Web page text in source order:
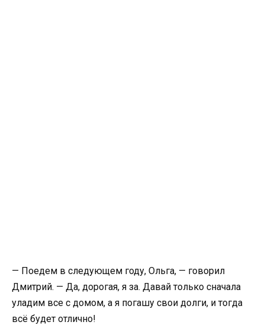
— Поедем в следующем году, Ольга, — говорил
Дмитрий. — Да, дорогая, я за. Давай только сначала
уладим все с домом, а я погашу свои долги, и тогда
всё будет отлично!